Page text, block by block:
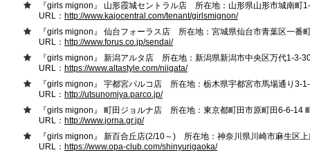
『girls mignon』 山形霞城セントラル店 所在地：山形県山形市城南町
URL： http://www.kajocentral.com/tenant/girlsmignon/
『girls mignon』 仙台フォーラス店 所在地：宮城県仙台市青葉区一番
URL： http://www.forus.co.jp/sendai/
『girls mignon』 新潟アルタ店 所在地：新潟県新潟市中央区万代1-
URL： https://www.altastyle.com/niigata/
『girls mignon』 宇都宮パルコ店 所在地：栃木県宇都宮市馬場通り3-
URL： http://utsunomiya.parco.jp/
『girls mignon』 町田ジョルナ店 所在地：東京都町田市原町田6-6-14
URL： http://www.jorna.gr.jp/
『girls mignon』 新百合丘店(2/10～) 所在地：神奈川県川崎市麻生
URL： https://www.opa-club.com/shinyurigaoka/